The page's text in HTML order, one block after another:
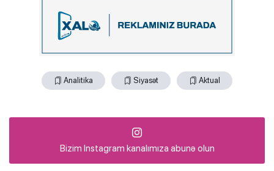
Analitika Siyasət Aktual
Bizim Instagram kanalımıza abunə olun